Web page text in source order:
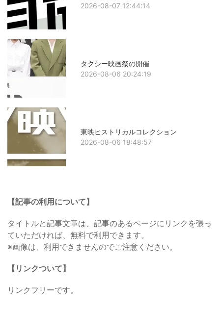
2026-08-07 12:44:14
タクシー映画祭の開催
2026-08-06 20:24:19
東映ヒストリカルコレクション
2026-08-06 18:48:57
【記事の利用について】
タイトルと記事文章は、記事のあるページにリンクを張っ
ていただければ、無料で利用できます。
※画像は、利用できませんのでご注意ください。
【リンクついて】
リンクフリーです。